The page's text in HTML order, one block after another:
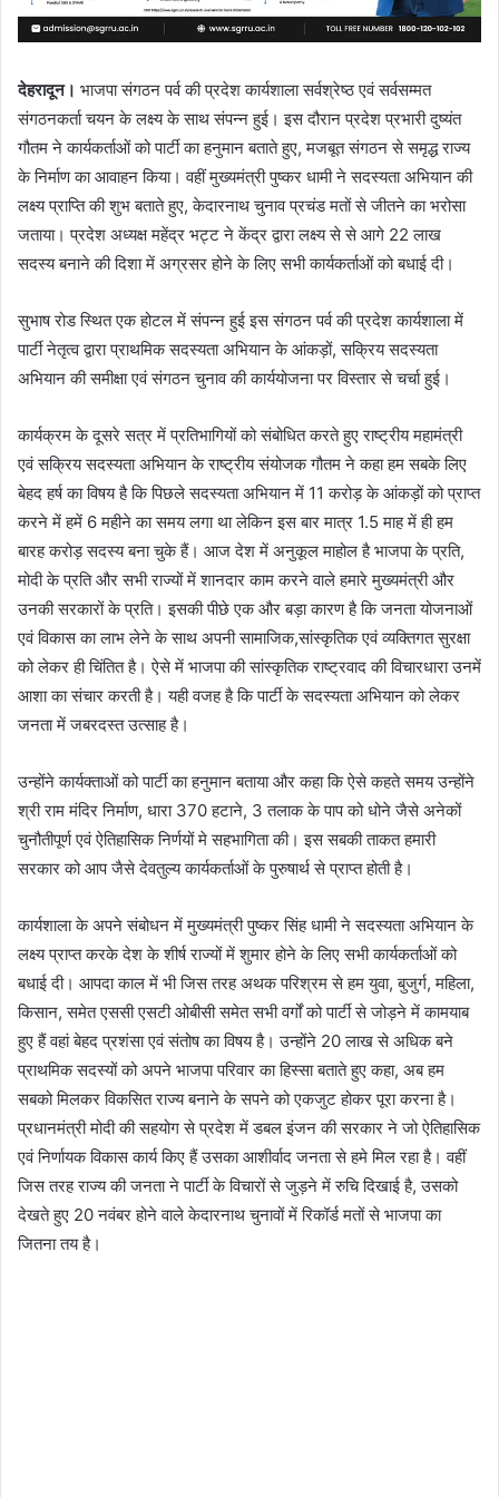
देहरादून। भाजपा संगठन पर्व की प्रदेश कार्यशाला सर्वश्रेष्ठ एवं सर्वसम्मत
संगठनकर्ता चयन के लक्ष्य के साथ संपन्न हुई। इस दौरान प्रदेश प्रभारी दुष्यंत
गौतम ने कार्यकर्ताओं को पार्टी का हनुमान बताते हुए, मजबूत संगठन से समृद्ध राज्य
के निर्माण का आवाहन किया। वहीं मुख्यमंत्री पुष्कर धामी ने सदस्यता अभियान की
लक्ष्य प्राप्ति की शुभ बताते हुए, केदारनाथ चुनाव प्रचंड मतों से जीतने का भरोसा
जताया। प्रदेश अध्यक्ष महेंद्र भट्ट ने केंद्र द्वारा लक्ष्य से से आगे 22 लाख
सदस्य बनाने की दिशा में अग्रसर होने के लिए सभी कार्यकर्ताओं को बधाई दी।
सुभाष रोड स्थित एक होटल में संपन्न हुई इस संगठन पर्व की प्रदेश कार्यशाला में
पार्टी नेतृत्व द्वारा प्राथमिक सदस्यता अभियान के आंकड़ों, सक्रिय सदस्यता
अभियान की समीक्षा एवं संगठन चुनाव की कार्ययोजना पर विस्तार से चर्चा हुई।
कार्यक्रम के दूसरे सत्र में प्रतिभागियों को संबोधित करते हुए राष्ट्रीय महामंत्री
एवं सक्रिय सदस्यता अभियान के राष्ट्रीय संयोजक गौतम ने कहा हम सबके लिए
बेहद हर्ष का विषय है कि पिछले सदस्यता अभियान में 11 करोड़ के आंकड़ों को प्राप्त
करने में हमें 6 महीने का समय लगा था लेकिन इस बार मात्र 1.5 माह में ही हम
बारह करोड़ सदस्य बना चुके हैं। आज देश में अनुकूल माहोल है भाजपा के प्रति,
मोदी के प्रति और सभी राज्यों में शानदार काम करने वाले हमारे मुख्यमंत्री और
उनकी सरकारों के प्रति। इसकी पीछे एक और बड़ा कारण है कि जनता योजनाओं
एवं विकास का लाभ लेने के साथ अपनी सामाजिक,सांस्कृतिक एवं व्यक्तिगत सुरक्षा
को लेकर ही चिंतित है। ऐसे में भाजपा की सांस्कृतिक राष्ट्रवाद की विचारधारा उनमें
आशा का संचार करती है। यही वजह है कि पार्टी के सदस्यता अभियान को लेकर
जनता में जबरदस्त उत्साह है।
उन्होंने कार्यक्ताओं को पार्टी का हनुमान बताया और कहा कि ऐसे कहते समय उन्होंने
श्री राम मंदिर निर्माण, धारा 370 हटाने, 3 तलाक के पाप को धोने जैसे अनेकों
चुनौतीपूर्ण एवं ऐतिहासिक निर्णयों मे सहभागिता की। इस सबकी ताकत हमारी
सरकार को आप जैसे देवतुल्य कार्यकर्ताओं के पुरुषार्थ से प्राप्त होती है।
कार्यशाला के अपने संबोधन में मुख्यमंत्री पुष्कर सिंह धामी ने सदस्यता अभियान के
लक्ष्य प्राप्त करके देश के शीर्ष राज्यों में शुमार होने के लिए सभी कार्यकर्ताओं को
बधाई दी। आपदा काल में भी जिस तरह अथक परिश्रम से हम युवा, बुजुर्ग, महिला,
किसान, समेत एससी एसटी ओबीसी समेत सभी वर्गों को पार्टी से जोड़ने में कामयाब
हुए हैं वहां बेहद प्रशंसा एवं संतोष का विषय है। उन्होंने 20 लाख से अधिक बने
प्राथमिक सदस्यों को अपने भाजपा परिवार का हिस्सा बताते हुए कहा, अब हम
सबको मिलकर विकसित राज्य बनाने के सपने को एकजुट होकर पूरा करना है।
प्रधानमंत्री मोदी की सहयोग से प्रदेश में डबल इंजन की सरकार ने जो ऐतिहासिक
एवं निर्णायक विकास कार्य किए हैं उसका आशीर्वाद जनता से हमे मिल रहा है। वहीं
जिस तरह राज्य की जनता ने पार्टी के विचारों से जुड़ने में रुचि दिखाई है, उसको
देखते हुए 20 नवंबर होने वाले केदारनाथ चुनावों में रिकॉर्ड मतों से भाजपा का
जितना तय है।